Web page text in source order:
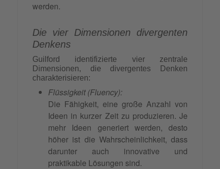
werden.
Die vier Dimensionen divergenten
Denkens
Guilford identifizierte vier zentrale
Dimensionen, die divergentes Denken
charakterisieren:
Flüssigkeit (Fluency):
Die Fähigkeit, eine große Anzahl von
Ideen in kurzer Zeit zu produzieren. Je
mehr Ideen generiert werden, desto
höher ist die Wahrscheinlichkeit, dass
darunter auch innovative und
praktikable Lösungen sind.